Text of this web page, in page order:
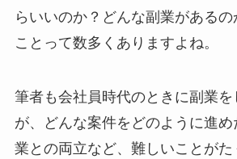
らいいのか？どんな副業がある
ことって数多くありますよね。
筆者も会社員時代のときに副業を
が、どんな案件をどのように進
業との両立など、難しいことがた